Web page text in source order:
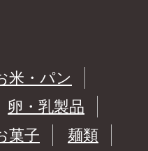
米・パン
卵・乳製品
菓子
麺類